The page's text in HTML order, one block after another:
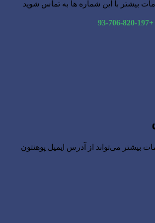
93-706-820-
بیشتر می‌تواند از آدرس ایمیل پوهنتون